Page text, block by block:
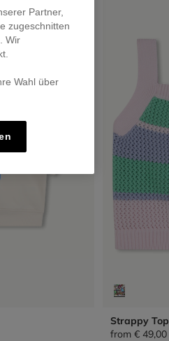
Strappy Top
from € 49,00
Partner,
zugeschnitten
Wir
Wahl über